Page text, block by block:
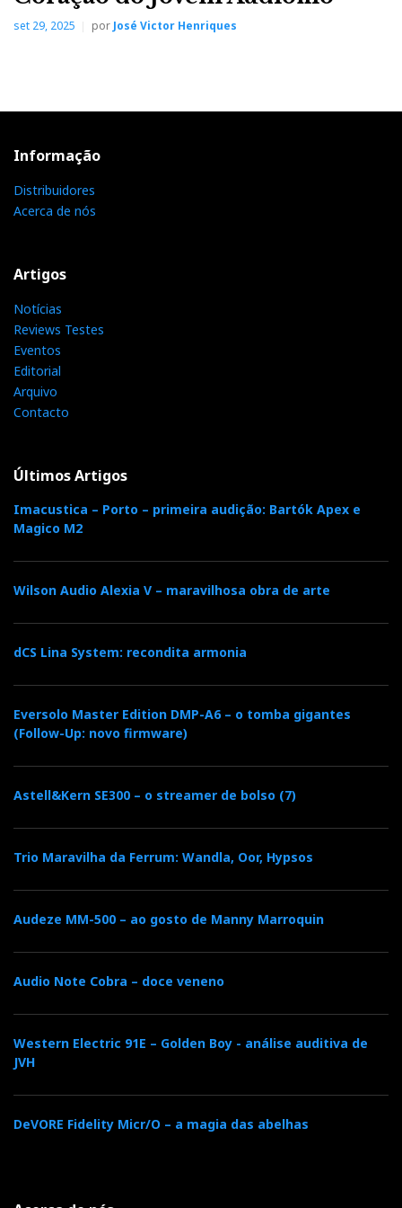
set 29, 2025 por José Victor Henriques
Informação
Distribuidores
Acerca de nós
Artigos
Notícias
Reviews Testes
Eventos
Editorial
Arquivo
Contacto
Últimos Artigos
Imacustica – Porto – primeira audição: Bartók Apex e
Magico M2
Wilson Audio Alexia V – maravilhosa obra de arte
dCS Lina System: recondita armonia
Eversolo Master Edition DMP-A6 – o tomba gigantes
(Follow-Up: novo firmware)
Astell&Kern SE300 – o streamer de bolso (7)
Trio Maravilha da Ferrum: Wandla, Oor, Hypsos
Audeze MM-500 – ao gosto de Manny Marroquin
Audio Note Cobra – doce veneno
Western Electric 91E – Golden Boy - análise auditiva de
JVH
DeVORE Fidelity Micr/O – a magia das abelhas